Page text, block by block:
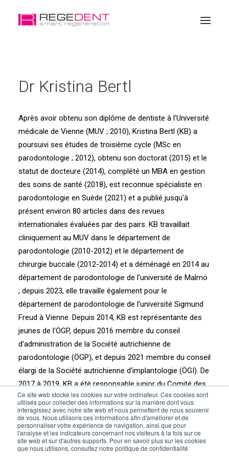
Ce site web stocke les cookies sur votre ordinateur. Ces cookies sont
utilisés pour collecter des informations sur la manière dont vous
interagissez avec notre site web et nous permettent de nous souvenir
de vous. Nous utilisons ces informations afin d'améliorer et de
personnaliser votre expérience de navigation, ainsi que pour
l'analyse et les indicateurs concernant nos visiteurs à la fois sur ce
site web et sur d'autres supports. Pour en savoir plus sur les cookies
que nous utilisons, consultez notre politique de confidentialité
La régénération dentaire
Éducation
A propos de Regedent
Boutique en ligne
Dr Kristina Bertl
Après avoir obtenu son diplôme de dentiste à l'Université
médicale de Vienne (MUV ; 2010), Kristina Bertl (KB) a
poursuivi ses études de troisième cycle (MSc en
parodontologie ; 2012), obtenu son doctorat (2015) et le
statut de docteure (2014), complété un MBA en gestion
des soins de santé (2018), est reconnue spécialiste en
parodontologie en Suède (2021) et a publié jusqu'à
présent environ 80 articles dans des revues
internationales évaluées par des pairs. KB travaillait
cliniquement au MUV dans le département de
parodontologie (2010-2012) et le département de
chirurgie buccale (2012-2014) et a déménagé en 2014 au
département de parodontologie de l'université de Malmö
; depuis 2023, elle travaille également pour le
département de parodontologie de l'université Sigmund
Freud à Vienne. Depuis 2014, KB est représentante des
jeunes de l'ÖGP, depuis 2016 membre du conseil
d'administration de la Société autrichienne de
parodontologie (ÖGP), et depuis 2021 membre du conseil
élargi de la Société autrichienne d'implantologie (ÖGI). De
2017 à 2019, KB a été responsable junior du Comité des
affaires scientifiques de l'EFP, en 2018 et 2022
ambassadeur de l'ÖGP pour EuroPerio9 à Amsterdam et
EuroPerio10 à Copenhague, et actuellement secrétaire
du Comité des affaires scientifiques de l'EFP.